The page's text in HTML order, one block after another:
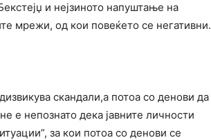
и нејзиното напуштање на
мрежи, од кои повеќето се негативни.
скандали,а потоа со денови да
е непознато дека јавните личности
за кои потоа со денови се